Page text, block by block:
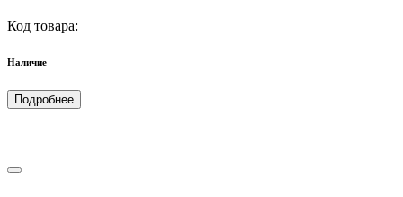
Код товара:
Наличие
Подробнее